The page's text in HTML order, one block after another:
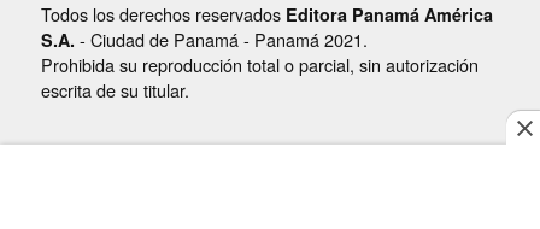
Todos los derechos reservados Editora Panamá América
S.A. - Ciudad de Panamá - Panamá 2021.
Prohibida su reproducción total o parcial, sin autorización
escrita de su titular.